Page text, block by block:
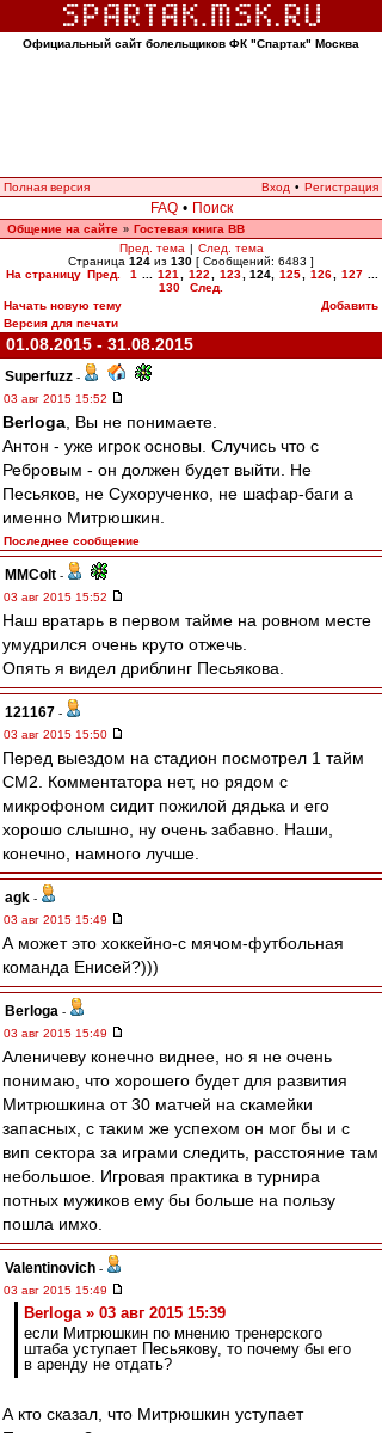
Официальный сайт болельщиков ФК "Спартак" Москва
Полная версия Вход • Регистрация
FAQ • Поиск
Общение на сайте » Гостевая книга ВВ
Пред. тема | След. тема
Страница 124 из 130 [ Сообщений: 6483 ]
На страницу Пред. 1 121 122 123 124, 125 126 127
130
След.
Начать новую тему
Добавить
Версия для печати
01.08.2015 - 31.08.2015
Superfuzz -
03 авг 2015 15:52
Berloga , Вы не понимаете.
Антон - уже игрок основы. Случись что с
Ребровым - он должен будет выйти. Не
Песьяков, не Сухорученко, не шафар-баги а
именно Митрюшкин.
Последнее сообщение
MMColt -
03 авг 2015 15:52
Наш вратарь в первом тайме на ровном месте
умудрился очень круто отжечь.
Опять я видел дриблинг Песьякова.
121167 -
03 авг 2015 15:50
Перед выездом на стадион посмотрел 1 тайм
СМ2. Комментатора нет, но рядом с
микрофоном сидит пожилой дядька и его
хорошо слышно, ну очень забавно. Наши,
конечно, намного лучше.
agk -
03 авг 2015 15:49
А может это хоккейно-с мячом-футбольная
команда Енисей?)))
Berloga -
03 авг 2015 15:49
Аленичеву конечно виднее, но я не очень
понимаю, что хорошего будет для развития
Митрюшкина от 30 матчей на скамейки
запасных, с таким же успехом он мог бы и с
вип сектора за играми следить, расстояние там
небольшое. Игровая практика в турнира
потных мужиков ему бы больше на пользу
пошла имхо.
Valentinovich -
03 авг 2015 15:49
Berloga » 03 авг 2015 15:39
если Митрюшкин по мнению тренерского
штаба уступает Песьякову, то почему бы его
в аренду не отдать?
А кто сказал, что Митрюшкин уступает